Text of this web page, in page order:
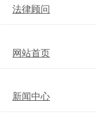
法律顾问
网站首页
新闻中心